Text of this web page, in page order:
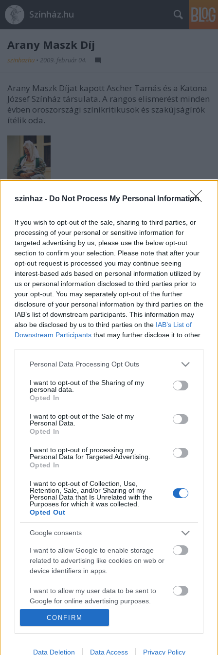
szinhaz - Do Not Process My Personal Information
If you wish to opt-out of the sale, sharing to third parties, or
processing of your personal or sensitive information for
targeted advertising by us, please use the below opt-out
section to confirm your selection. Please note that after your
opt-out request is processed you may continue seeing
interest-based ads based on personal information utilized by
us or personal information disclosed to third parties prior to
your opt-out. You may separately opt-out of the further
disclosure of your personal information by third parties on the
IAB’s list of downstream participants. This information may
also be disclosed by us to third parties on the IAB’s List of
Downstream Participants that may further disclose it to other
Please note that this website/app uses one or more Google
not limited to your visit or usage behaviour. You may click to
grant or deny consent to Google and its third-party tags to
use your data for below specified purposes in below Google
consent section.
Personal Data Processing Opt Outs
I want to opt-out of the Sharing of my
personal data.
Opted In
I want to opt-out of the Sale of my
Personal Data.
Opted In
I want to opt-out of processing my
Personal Data for Targeted Advertising.
Opted In
I want to opt-out of Collection, Use,
Retention, Sale, and/or Sharing of my
Personal Data that Is Unrelated with the
Purposes for which it was collected.
Opted Out
Google consents
I want to allow Google to enable storage
related to advertising like cookies on web or
device identifiers in apps.
I want to allow my user data to be sent to
Google for online advertising purposes.
I want to allow Google to send me
I want to allow Google to enable storage
CONFIRM
Data Deletion Data Access Privacy Policy
Színház.hu
Arany Maszk Díj
szinhazhu • 2009. február 04.
Arany Maszk Díjat kapott Ascher Tamás és a Katona
József Színház társulata. A rangos elismerést minden
évben oroszországi színikritikusok és szakújságírók
ítélik oda.
Gábor az
Ivanov c.
előadásban
A különböző színházi műfajokban (dráma, opera,
operett, balett, bábszínház), harmincnál több
kategóriában (legjobb előadás, legjobb színész,
legjobb karmester, legjobb díszlet, stb.) hirdetnek
eredményt. A 2008-as oroszországi szezonban a
legjobb külföldi vendégjáték kategóriájában Csehov
Ivanov című színdarabja vitte el a pálmát, melyet a
Katona József Színház 2008 júniusában játszott
Moszkvában. Díjazott volt korábbanGiorgio
Bausch,Michael Thalheimer,Alvis Hermanis
Robert Lepage
Ajánlott bejegyzések:
Meghalt Böröndi Tamás
Augusztusban jön az év legvidámabb
hete
Kamaradarabok, kortárs drámák,
koncertszínház a Teátrumban